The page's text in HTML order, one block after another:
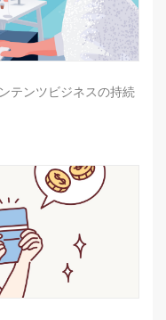
テンツビジネスの持続